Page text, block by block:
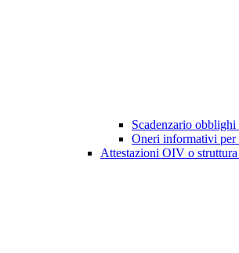
Scadenzario
Oneri informativi per
Attestazioni OIV o struttura